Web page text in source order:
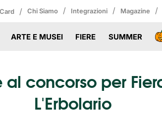
/ Chi Siamo / Integrazioni / Magazine /
ARTE E MUSEI FIERE SUMMER
concorso per
L'Erbolario